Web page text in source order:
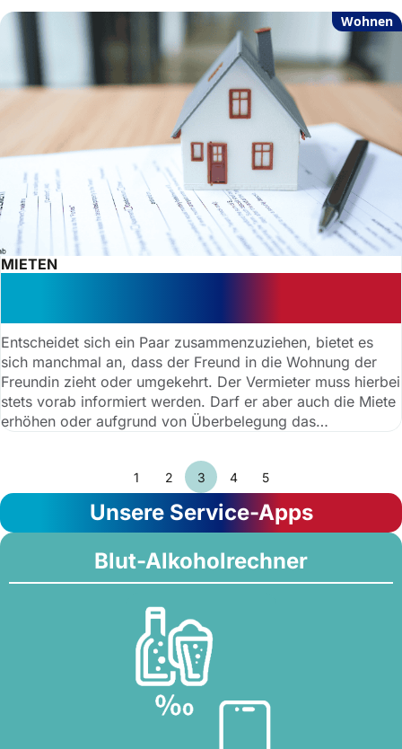
Darf man im Garten oder auf dem Balkon ohne Kleidung
sein? Anwaltauskunft bringt Licht ins Dunkel.
Wohnen
MIETEN
Entscheidet sich ein Paar zusammenzuziehen, bietet es
sich manchmal an, dass der Freund in die Wohnung der
Freundin zieht oder umgekehrt. Der Vermieter muss hierbei
stets vorab informiert werden. Darf er aber auch die Miete
erhöhen oder aufgrund von Überbelegung das
1 2 3 4 5
Unsere Service-Apps
Blut-Alkoholrechner